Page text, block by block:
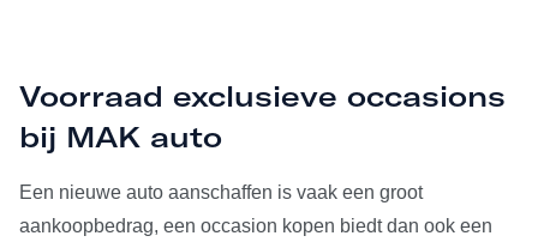
Voorraad exclusieve occasions
bij MAK auto
Een nieuwe auto aanschaffen is vaak een groot
aankoopbedrag, een occasion kopen biedt dan ook een